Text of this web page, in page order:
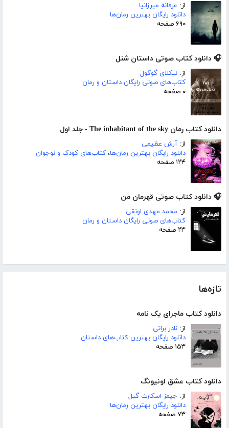
از: عرفانه میرزانیا
دانلود رایگان بهترین رمان‌ها
۶۹۰ صفحه
🎧 دانلود کتاب صوتی داستان شنل
از: نیکلای گوگول
کتاب‌های صوتی رایگان داستان و رمان
۰ صفحه
دانلود کتاب رمان The inhabitant of the sky - جلد اول
از: آرش عظیمی
دانلود رایگان بهترین رمان‌ها، کتاب‌های کودک و نوجوان
۱۲۴ صفحه
🎧 دانلود کتاب صوتی قهرمان من
از: محمد مهدی اونقی
کتاب‌های صوتی رایگان داستان و رمان
۲۳ صفحه
تازه‌ها
دانلود کتاب ماجرای یک نامه
از: نادر براتی
دانلود رایگان بهترین کتاب‌های داستان
۱۵۳ صفحه
دانلود کتاب عشق اونیونگ
از: جیمز اسکارث گیل
دانلود رایگان بهترین رمان‌ها
۷۳ صفحه